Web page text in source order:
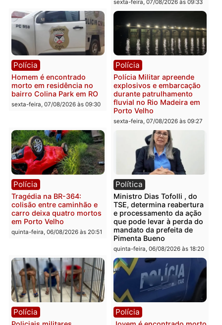
Polícia
Casal é preso pela PRF
com mais de 72 quilos de
mercúrio escondidos em
sexta-feira, 07/08/2026 às 09:38
Polícia
Polícia Civil deflagra
operação contra facção
criminosa que atacava
provedores de internet
Rondônia
sexta-feira, 07/08/2026 às
Polícia
Homem é encontrado
morto em residência no
Polícia
Polícia Militar apreende
explosivos e
durante patrulhamento
fluvial no Rio Madeira em
Porto Velho
sexta-feira, 07/08/2026 às